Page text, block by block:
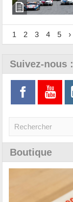
1 2 3 4 5 ›
Suivez-nous :
Boutique